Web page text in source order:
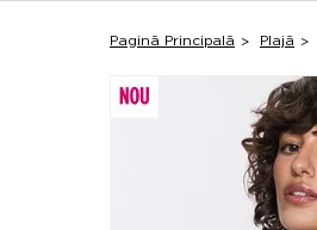
Pagină Principală Plajă